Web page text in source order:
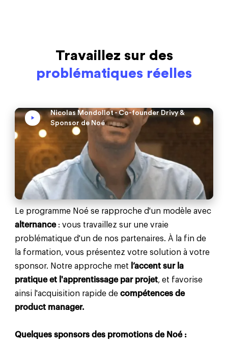
Travaillez sur des
problématiques réelles
Le programme Noé se rapproche d'un modèle avec
alternance : vous travaillez sur une vraie
problématique d'un de nos partenaires. À la fin de
la formation, vous présentez votre solution à votre
sponsor. Notre approche met l’accent sur la
pratique et l'apprentissage par projet, et favorise
ainsi l'acquisition rapide decompétences de
product manager.
Quelques sponsors des promotions de Noé :
Nicolas Mondollot - Co-founder Drivy &
Sponsor de Noé